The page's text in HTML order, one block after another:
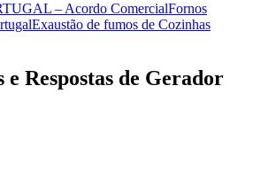
– Acordo ComercialFornos
Exaustão de fumos de Cozinhas
Respostas de Gerador